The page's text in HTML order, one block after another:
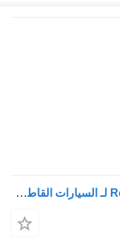
خرطوم جهاز التكييف Renault 78531367 لـ السيارات القاطرة Renault T (2013-)